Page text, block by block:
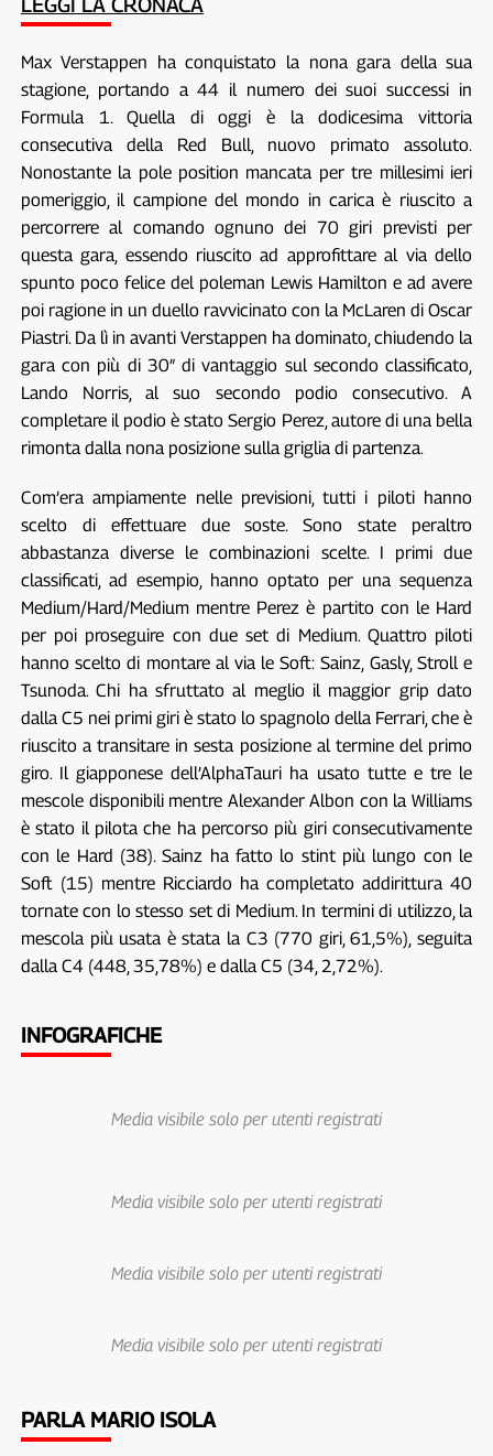
Max Verstappen ha conquistato la nona gara della sua
stagione, portando a 44 il numero dei suoi successi in
Formula 1. Quella di oggi è la dodicesima vittoria
consecutiva della Red Bull, nuovo primato assoluto.
Nonostante la pole position mancata per tre millesimi ieri
pomeriggio, il campione del mondo in carica è riuscito a
percorrere al comando ognuno dei 70 giri previsti per
questa gara, essendo riuscito ad approfittare al via dello
spunto poco felice del poleman Lewis Hamilton e ad avere
poi ragione in un duello ravvicinato con la McLaren di Oscar
Piastri. Da lì in avanti Verstappen ha dominato, chiudendo la
gara con più di 30″ di vantaggio sul secondo classificato,
Lando Norris, al suo secondo podio consecutivo. A
completare il podio è stato Sergio Perez, autore di una bella
rimonta dalla nona posizione sulla griglia di partenza.
Com’era ampiamente nelle previsioni, tutti i piloti hanno
scelto di effettuare due soste. Sono state peraltro
abbastanza diverse le combinazioni scelte. I primi due
classificati, ad esempio, hanno optato per una sequenza
Medium/Hard/Medium mentre Perez è partito con le Hard
per poi proseguire con due set di Medium. Quattro piloti
hanno scelto di montare al via le Soft: Sainz, Gasly, Stroll e
Tsunoda. Chi ha sfruttato al meglio il maggior grip dato
dalla C5 nei primi giri è stato lo spagnolo della Ferrari, che è
riuscito a transitare in sesta posizione al termine del primo
giro. Il giapponese dell’AlphaTauri ha usato tutte e tre le
mescole disponibili mentre Alexander Albon con la Williams
è stato il pilota che ha percorso più giri consecutivamente
con le Hard (38). Sainz ha fatto lo stint più lungo con le
Soft (15) mentre Ricciardo ha completato addirittura 40
tornate con lo stesso set di Medium. In termini di utilizzo, la
mescola più usata è stata la C3 (770 giri, 61,5%), seguita
dalla C4 (448, 35,78%) e dalla C5 (34, 2,72%).
INFOGRAFICHE
Media visibile solo per utenti registrati
Media visibile solo per utenti registrati
Media visibile solo per utenti registrati
Media visibile solo per utenti registrati
PARLA MARIO ISOLA